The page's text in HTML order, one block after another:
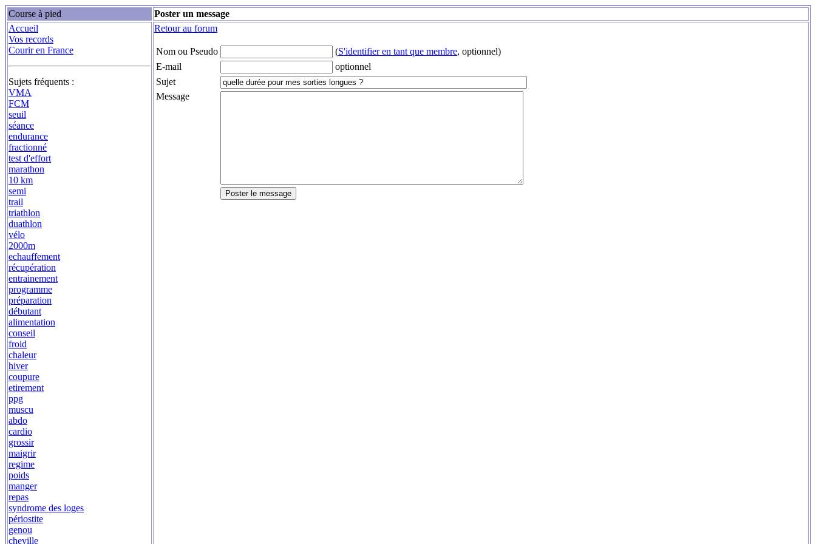
Course à pied
Poster un message
Accueil
Vos records
Courir en France
Sujets fréquents :
VMA
FCM
seuil
séance
endurance
fractionné
test d'effort
marathon
10 km
semi
trail
triathlon
duathlon
vélo
2000m
echauffement
récupération
entrainement
programme
préparation
débutant
alimentation
conseil
froid
chaleur
hiver
coupure
etirement
ppg
muscu
abdo
cardio
grossir
maigrir
regime
poids
manger
repas
syndrome des loges
périostite
genou
cheville
Retour au forum
Nom ou Pseudo (S'identifier en tant que membre, optionnel)
E-mail
optionnel
Sujet
Message